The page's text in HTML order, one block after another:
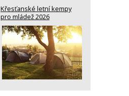
Křesťanské letní kempy
pro mládež 2026